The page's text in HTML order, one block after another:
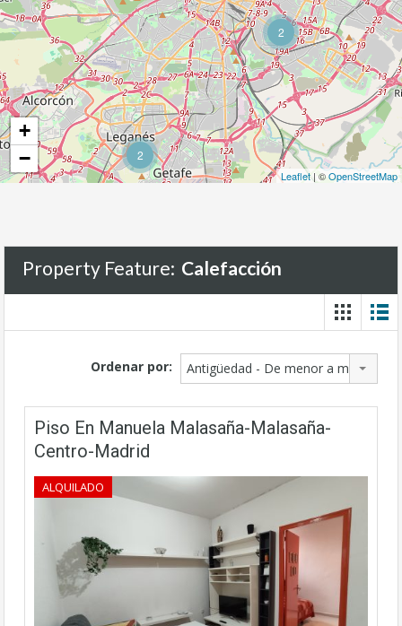
2
2
+
−
Leaflet| ©OpenStreetMap
Property Feature: Calefacción
Ordenar por: Antigüedad - De menor a mayor
Piso En Manuela Malasaña-Malasaña-
Centro-Madrid
ALQUILADO